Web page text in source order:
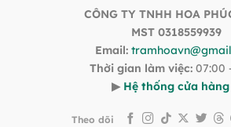
CÔNG TY TNHH HOA
MST 0318559939
Email:
Thời gian làm việc: 07:00
▶ Hệ thống cửa hàng
Theo dõi